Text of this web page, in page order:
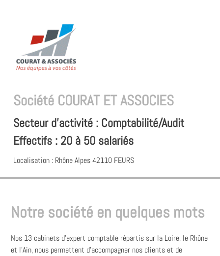
Société COURAT ET ASSOCIES
Secteur d'activité : Comptabilité/Audit
Effectifs : 20 à 50 salariés
Localisation : Rhône Alpes42110 FEURS
Notre société en quelques mots
Nos 13 cabinets d’expert comptable répartis sur la Loire, le Rhône
et l’Ain, nous permettent d'accompagner nos clients et de